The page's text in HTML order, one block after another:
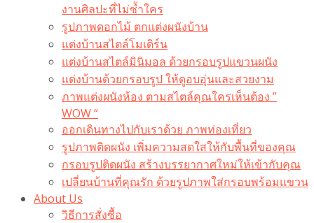
งานศิลปะที่ไม่ซ้ำใคร
รูปภาพดอกไม้ ตกแต่งผนังบ้าน
แต่งบ้านสไตล์โมเดิร์น
แต่งบ้านสไตล์มินิมอล ด้วยกรอบรูปแขวนผนัง
แต่งบ้านด้วยกรอบรูป ให้ดูอบอุ่นและสวยงาม
ภาพแต่งผนังห้อง ตามสไตล์คุณใครเห็นต้อง ”
WOW “
ออกเดินทางไปกับเราด้วย ภาพท่องเที่ยว
รูปภาพติดผนัง เพิ่มความสดใสให้กับพื้นที่ของคุณ
กรอบรูปติดผนัง สร้างบรรยากาศใหม่ให้เข้ากับคุณ
เปลี่ยนบ้านที่คุณรัก ด้วยรูปภาพใส่กรอบพร้อมแขวน​
About Us
วิธีการสั่งซื้อ